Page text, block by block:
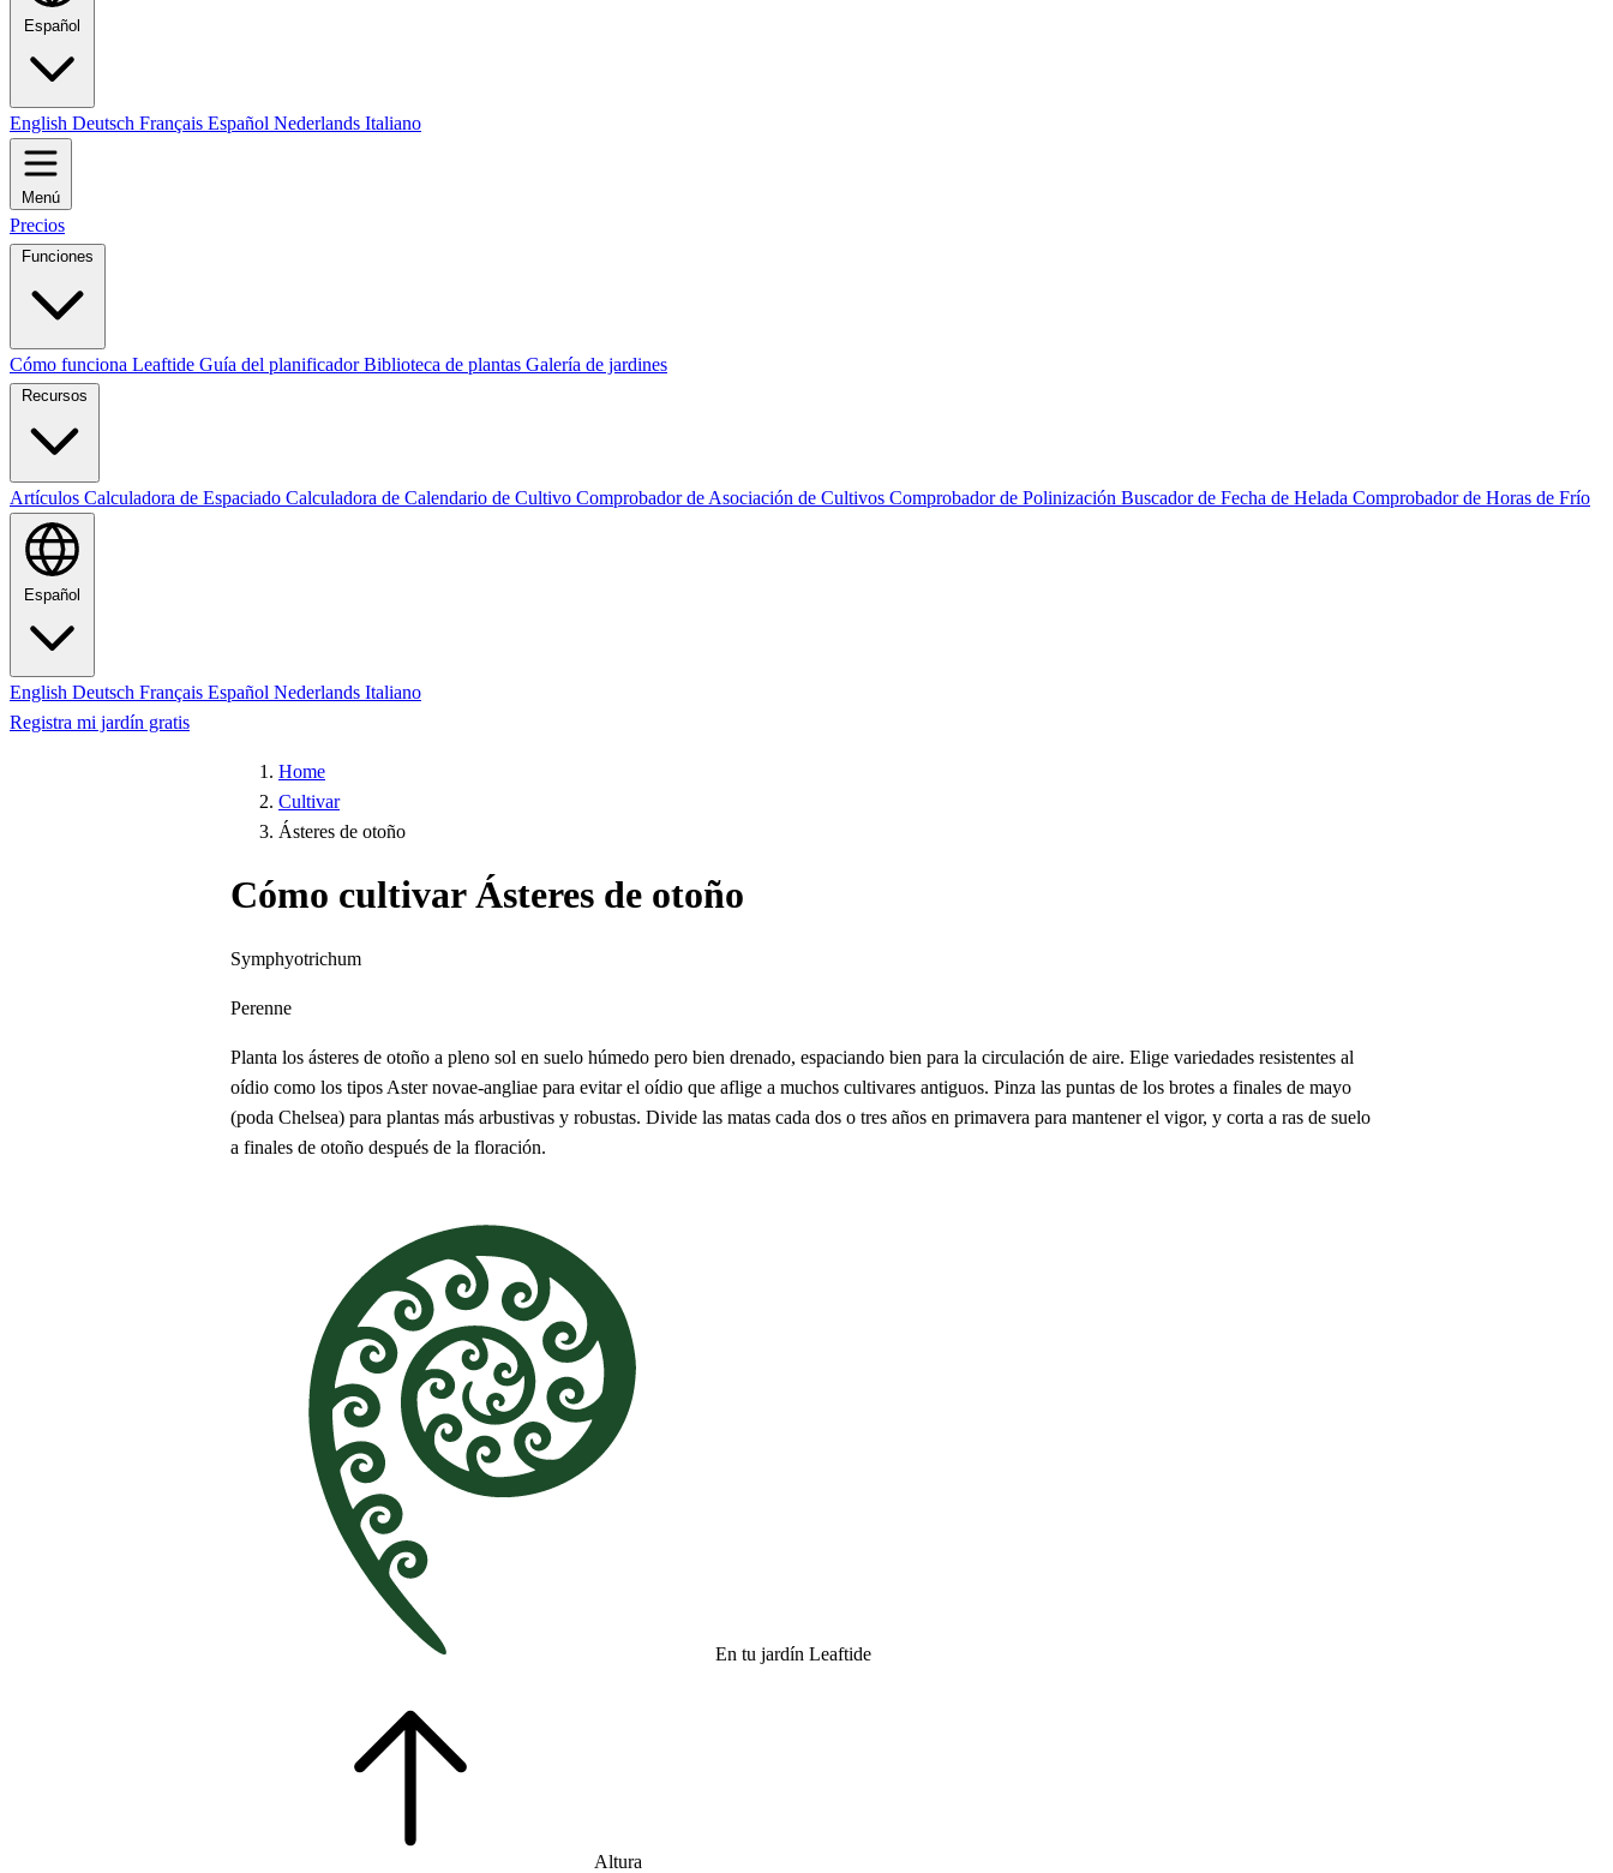
Español
English Deutsch Français Español Nederlands Italiano
Menú
Precios
Funciones
Cómo funciona Leaftide Guía del planificadorBiblioteca de plantas Galería de jardines
Recursos
Artículos Calculadora de Espaciado Calculadora de Calendario de Cultivo Comprobador de Asociación de Cultivos Comprobador de Polinización Buscador de Fecha de Helada Comprobador de Horas de Frío
Español
English Deutsch Français Español Nederlands Italiano
Registra mi jardín gratis
Home
Cultivar
Ásteres de otoño
Cómo cultivar Ásteres de otoño
Symphyotrichum
Perenne
Planta los ásteres de otoño a pleno sol en suelo húmedo pero bien drenado, espaciando bien para la circulación de aire. Elige variedades resistentes al
oídio como los tipos Aster novae-angliae para evitar el oídio que aflige a muchos cultivares antiguos. Pinza las puntas de los brotes a finales de mayo
(poda Chelsea) para plantas más arbustivas y robustas. Divide las matas cada dos o tres años en primavera para mantener el vigor, y corta a ras de suelo
a finales de otoño después de la floración.
En tu jardín Leaftide
Altura